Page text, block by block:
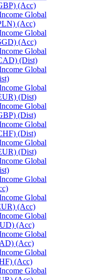
(Acc)
Global
(Acc)
Global
(Acc)
Global
(Dist)
Global
Global
(Dist)
Global
(Dist)
Global
(Dist)
Global
(Dist)
Global
Global
Global
(Acc)
Global
(Acc)
Global
(Acc)
Global
(Acc)
Global